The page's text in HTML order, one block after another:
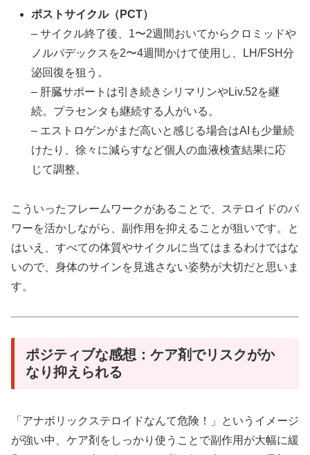
ポストサイクル（PCT）
– サイクル終了後、1〜2週間おいてからクロミッドや
ノルバデックスを2〜4週間かけて使用し、LH/FSH分
泌回復を狙う。
– 肝臓サポートは引き続きシリマリンやLiv.52を継
続。プラセンタも継続する人がいる。
– エストロゲンがまだ高いと感じる場合はAIも少量続
けたり、徐々に減らすなど個人の血液検査結果に応
じて調整。
こういったフレームワークがあることで、ステロイドのパ
ワーを活かしながら、副作用を抑えることが狙いです。と
はいえ、すべての体質やサイクルに当てはまるわけではな
いので、身体のサインを見逃さない姿勢が大切だと思いま
す。
ポジティブな感想：ケア剤でリスクがか
なり抑えられる
「アナボリックステロイドなんて危険！」というイメージ
が強い中、ケア剤をしっかり使うことで副作用が大幅に緩